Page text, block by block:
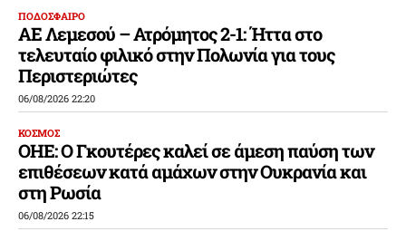
ΠΟΔΟΣΦΑΙΡΟ
ΑΕ Λεμεσού – Ατρόμητος 2-1: Ήττα στο
τελευταίο φιλικό στην Πολωνία για τους
Περιστεριώτες
06/08/2026 22:20
ΚΟΣΜΟΣ
ΟΗΕ: Ο Γκουτέρες καλεί σε άμεση παύση των
επιθέσεων κατά αμάχων στην Ουκρανία και
στη Ρωσία
06/08/2026 22:15